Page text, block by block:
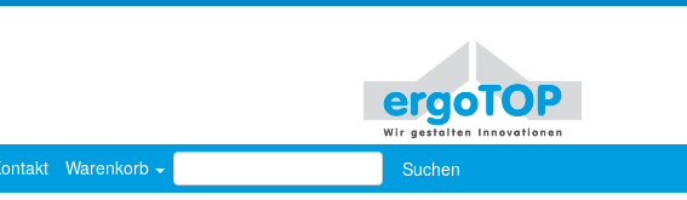
Kontakt Warenkorb
Suchen
nach: